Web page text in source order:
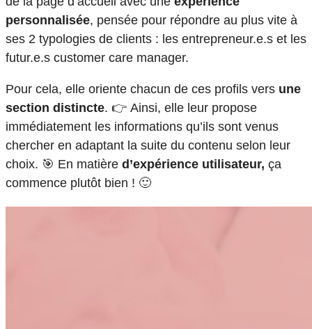
personnalisée, pensée pour répondre au plus vite à
ses 2 typologies de clients : les entrepreneur.e.s et les
futur.e.s customer care manager.
Pour cela, elle oriente chacun de ces profils vers une
section distincte. 👉 Ainsi, elle leur propose
immédiatement les informations qu’ils sont venus
chercher en adaptant la suite du contenu selon leur
choix. 🎯 En matière d’expérience utilisateur, ça
commence plutôt bien ! 🙂